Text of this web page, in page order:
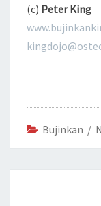
(c) Peter King
Bujinkan /